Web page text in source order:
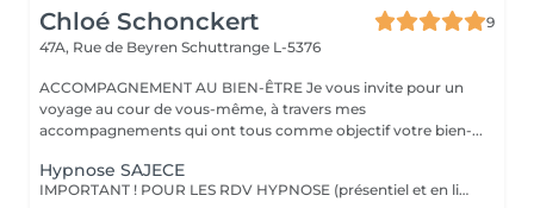
Chloé Schonckert
9
47A, Rue de Beyren Schuttrange L-5376
ACCOMPAGNEMENT AU BIEN-ÊTRE Je vous invite pour un
voyage au cour de vous-même, à travers mes
accompagnements qui ont tous comme objectif votre bien-...
Hypnose SAJECE
IMPORTANT ! POUR LES RDV HYPNOSE (présentiel et en ligne) : vous recevrez un mail 2 jours avant la séance afin de m'indiquer les motifs de votre consultation. Le principe de l'hypnose est de modifier votre système de croyance en installant de nouveaux programmes internes, qui correspondent à ce que vous êtes. L'hypnose SAJECE agit par le biais d'histoires métaphoriques afin de transmettre des messages à votre inconscient pour vous libérer de vos peurs et croyances limitantes. Ainsi, elle vous permet de mettre en place les changements dont vous avez besoin dans votre vie, pour vous aider à être dans le moment présent, et reprendre confiance en vous. Elle vous aide à prendre du recul sur des situations et à changer vos croyances pour votre mieux-être. L'hypnose SAJECE vous aide à sortir les émotions coincées, à comprendre vos besoins et à être à l'écoute de vous-même. C'est un outil puissant qui a pour objectif d'agir sur l'origine d'un problème pour vous en débarrasser définitivement, afin que vous puissiez redevenir acteur de votre vie. En rééduquant vos pensées (du négatif vers le positif), vous pourrez observer un tout nouveau monde s'ouvrir à vous et avec, de nouvelles possibilités pour vivre la vie dont vous avez envie - car vous êtes le seul créateur de celle-ci !